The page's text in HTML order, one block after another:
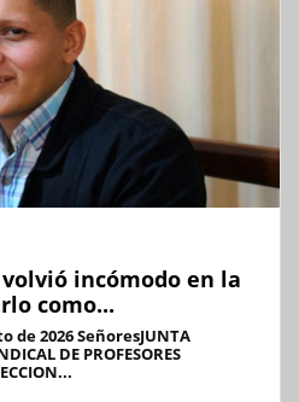
incómodo en la
como...
de 2026 SeñoresJUNTA
DE PROFESORES